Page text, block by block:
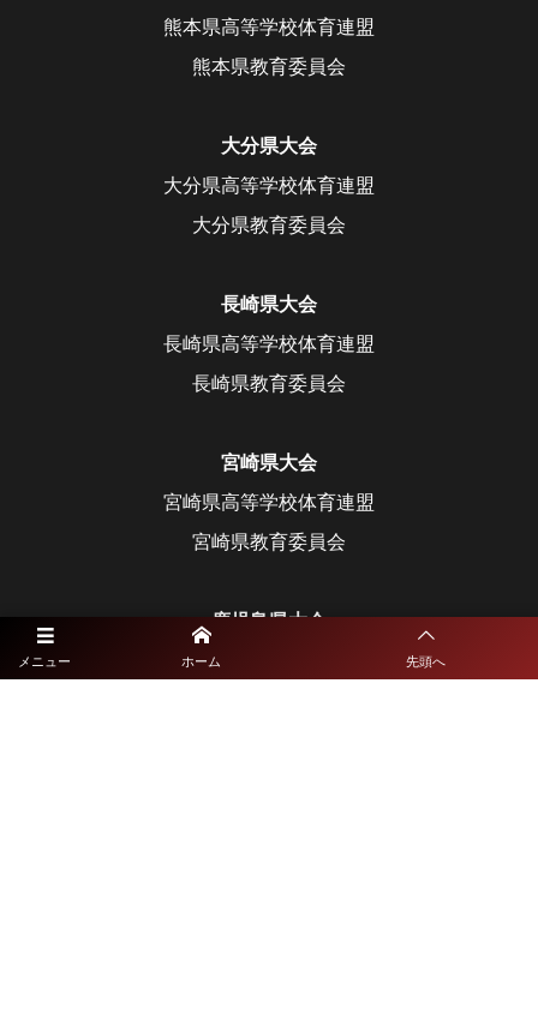
メニュー ホーム 先頭へ
熊本県高等学校体育連盟
熊本県教育委員会
大分県大会
大分県高等学校体育連盟
大分県教育委員会
長崎県大会
長崎県高等学校体育連盟
長崎県教育委員会
宮崎県大会
宮崎県高等学校体育連盟
宮崎県教育委員会
鹿児島県大会
鹿児島県高等学校体育連盟